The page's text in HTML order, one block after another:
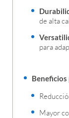
de alta
para
Beneficios
Mayor